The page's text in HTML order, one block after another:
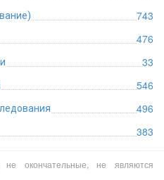
743
476
33
546
496
383
окончательные, не являются